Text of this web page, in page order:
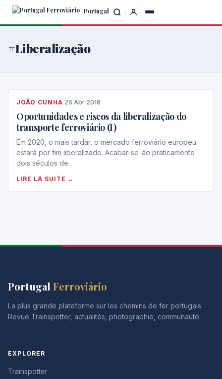
Skip
content
Portugal
#Liberalização
JOÃO CUNHA·26 Abr 2018
Oportunidades e riscos da liberalização do
transporte ferroviário (I)
Em 2020, o mais tardar, o mercado ferroviário europeu
estará por fim liberalizado. Acabar-se-ão praticamente
dois séculos de…
LIRE LA SUITE →
Portugal Ferroviário
La plus grande plateforme sur les chemins de fer portugais.
Revue Trainspotter, actualités, photographie, communauté.
EXPLORER
Trainspotter